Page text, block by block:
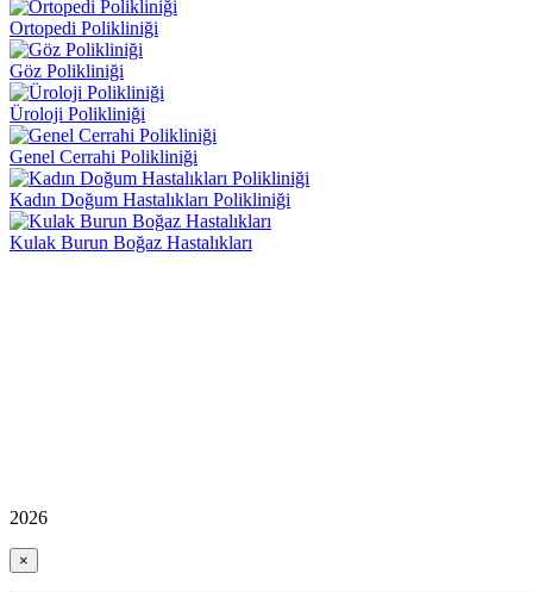
Ortopedi Polikliniği
Göz Polikliniği
Üroloji Polikliniği
Genel Cerrahi Polikliniği
Kadın Doğum Hastalıkları Polikliniği
Kulak Burun Boğaz Hastalıkları
2026
×